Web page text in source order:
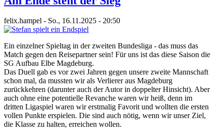
felix.hampel - So., 16.11.2025 - 20:50
Ein einzelner Spieltag in der zweiten Bundesliga - das muss das
Match gegen den Reisepartner sein! Für uns ist das diese Saison die
SG Aufbau Elbe Magdeburg.
Das Duell gab es vor zwei Jahren gegen unsere zweite Mannschaft
schon mal, da mussten wir als Verlierer aus Magdeburg
zurückkehren (darunter auch der Autor in doppelter Hinsicht). Aber
auch ohne eine potentielle Revanche waren wir heiß, denn im
dritten Ligaspiel waren wir erstmalig Favorit und wollten die ersten
vollen Punkte erspielen. Die sind auch nötig, wenn wir unser Ziel,
die Klasse zu halten, erreichen wollen.